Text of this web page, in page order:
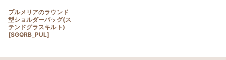
プルメリアのラウンド
型ショルダーバッグ(ス
テンドグラスキルト)
[SGQRB_PUL]